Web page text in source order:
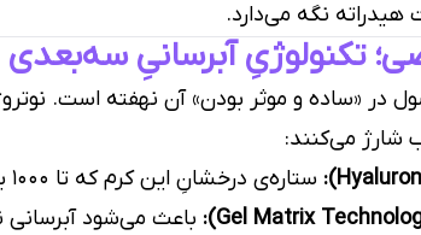
تکنولوژیِ آبرسانیِ سه‌بعدی
در «ساده و موثر بودن» آن نهفته است.
شارژ می‌کنند:
ستاره‌ی درخشانِ این کرم که تا ۱۰۰۰ برابرِ وزنِ خود آب جذب می‌کند و پوست را از درون پُر (Plump) می‌کند.
باعث می‌شود